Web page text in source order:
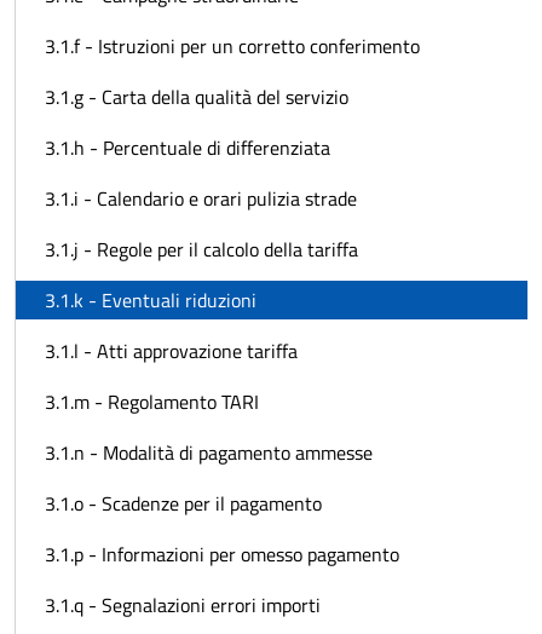
3.1.f - Istruzioni per un corretto conferimento
3.1.g - Carta della qualità del servizio
3.1.h - Percentuale di differenziata
3.1.i - Calendario e orari pulizia strade
3.1.j - Regole per il calcolo della tariffa
3.1.k - Eventuali riduzioni
3.1.l - Atti approvazione tariffa
3.1.m - Regolamento TARI
3.1.n - Modalità di pagamento ammesse
3.1.o - Scadenze per il pagamento
3.1.p - Informazioni per omesso pagamento
3.1.q - Segnalazioni errori importi